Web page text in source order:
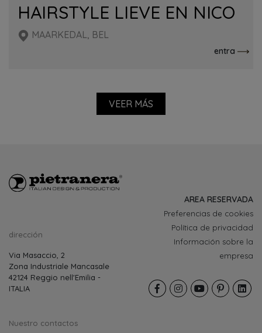
HAIRSTYLE LIEVE EN NICO
MAARKEDAL, BEL
entra
AREA RESERVADA
dirección
Via Masaccio, 2
Zona Industriale Mancasale
42124 Reggio nell'Emilia -
ITALIA
Nuestro contactos
Preferencias de cookies
Política de privacidad
Información sobre la
empresa